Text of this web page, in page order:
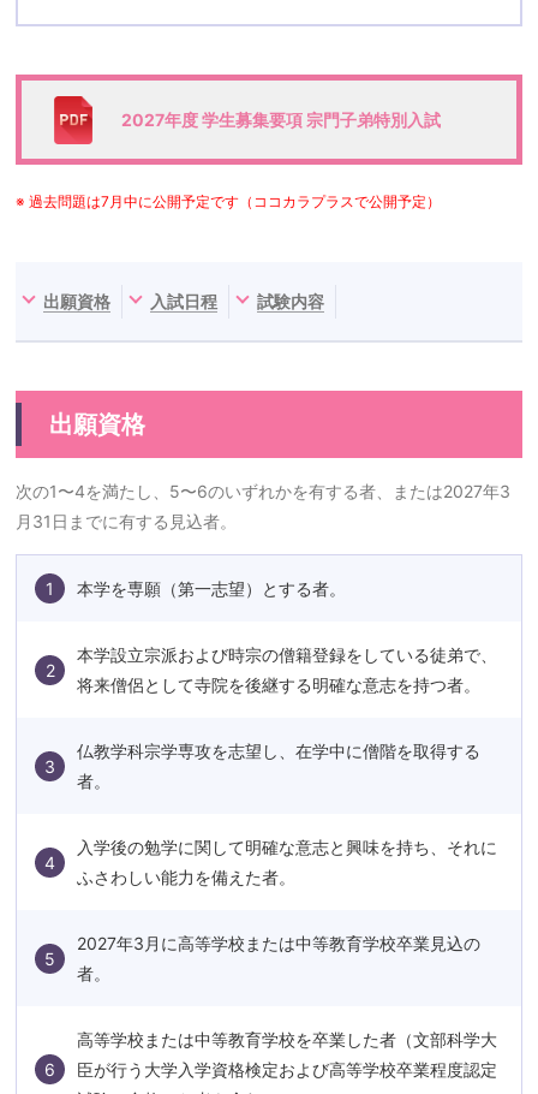
2027年度 学生募集要項 宗門子弟特別入試
※ 過去問題は7月中に公開予定です（ココカラプラスで公開予定）
出願資格 入試日程 試験内容
出願資格
次の1〜4を満たし、5〜6のいずれかを有する者、または2027年3
月31日までに有する見込者。
1 本学を専願（第一志望）とする者。
2
本学設立宗派および時宗の僧籍登録をしている徒弟で、
将来僧侶として寺院を後継する明確な意志を持つ者。
3
仏教学科宗学専攻を志望し、在学中に僧階を取得する
者。
4
入学後の勉学に関して明確な意志と興味を持ち、それに
ふさわしい能力を備えた者。
5
2027年3月に高等学校または中等教育学校卒業見込の
者。
6
高等学校または中等教育学校を卒業した者（文部科学大
臣が行う大学入学資格検定および高等学校卒業程度認定